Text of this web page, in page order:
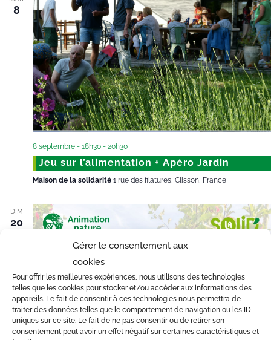
Gérer le consentement aux
cookies
Pour offrir les meilleures expériences, nous utilisons des technologies
telles que les cookies pour stocker et/ou accéder aux informations des
appareils. Le fait de consentir à ces technologies nous permettra de
traiter des données telles que le comportement de navigation ou les ID
uniques sur ce site. Le fait de ne pas consentir ou de retirer son
consentement peut avoir un effet négatif sur certaines caractéristiques et
8
8 septembre - 18h30 - 20h30
Jeu sur l’alimentation + Apéro Jardin
Maison de la solidarité 1 rue des filatures, Clisson, France
DIM
20